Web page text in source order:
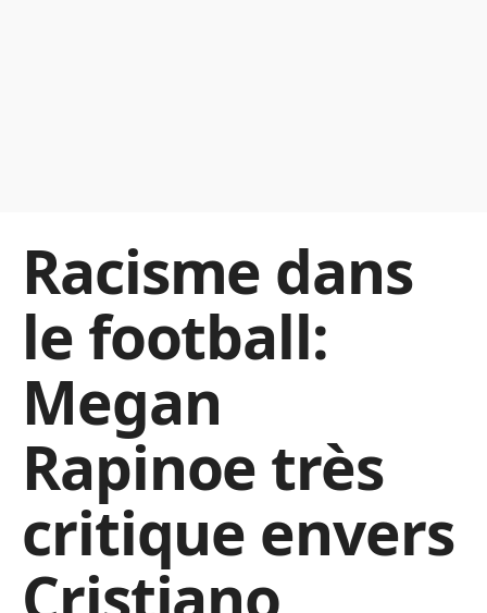
Racisme dans
le football:
Megan
Rapinoe très
critique envers